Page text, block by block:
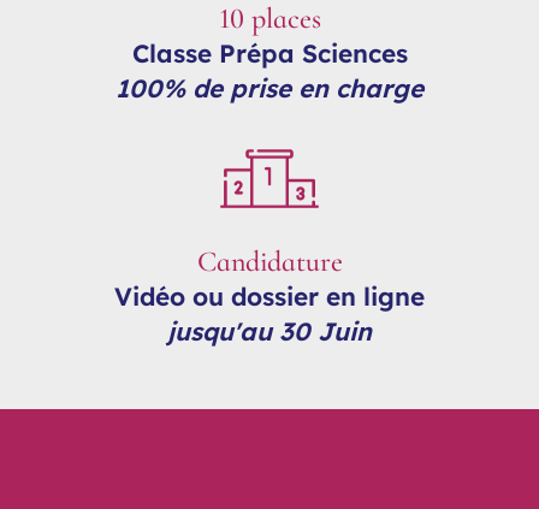
10 places
Classe Prépa Sciences
100% de prise en charge
Candidature
Vidéo ou dossier en ligne
jusqu'au 30 Juin